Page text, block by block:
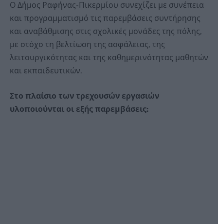
Ο Δήμος Ραφήνας-Πικερμίου συνεχίζει με συνέπεια
και προγραμματισμό τις παρεμβάσεις συντήρησης
και αναβάθμισης στις σχολικές μονάδες της πόλης,
με στόχο τη βελτίωση της ασφάλειας, της
λειτουργικότητας και της καθημερινότητας μαθητών
και εκπαιδευτικών.
Στο πλαίσιο των τρεχουσών εργασιών
υλοποιούνται οι εξής παρεμβάσεις: